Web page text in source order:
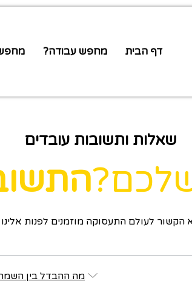
דף הבית מחפש עבודה?
שאלות ותשובות עובדים
לעולם התעסוקה מוזמנים לפנות
מה ההבדל בין